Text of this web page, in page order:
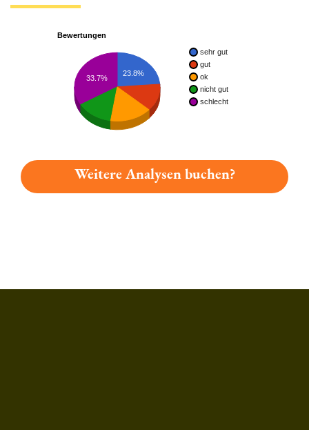
Bewertungen
sehr gut
gut
ok
nicht gut
schlecht
23.8%
33.7%
Weitere Analysen buchen?